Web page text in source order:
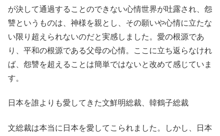
が決して通過することのできない心情世界が吐露され、怨
讐というものは、神様を親とし、その願いや心情に立たな
い限り超えられないのだと実感しました。愛の根源であ
り、平和の根源である父母の心情。ここに立ち返らなけれ
ば、怨讐を超えることは簡単ではないと改めて感じていま
す。
日本を誰よりも愛してきた文鮮明総裁、韓鶴子総裁
文総裁は本当に日本を愛してこられました。しかし、日本